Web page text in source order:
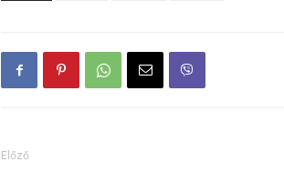
Előző